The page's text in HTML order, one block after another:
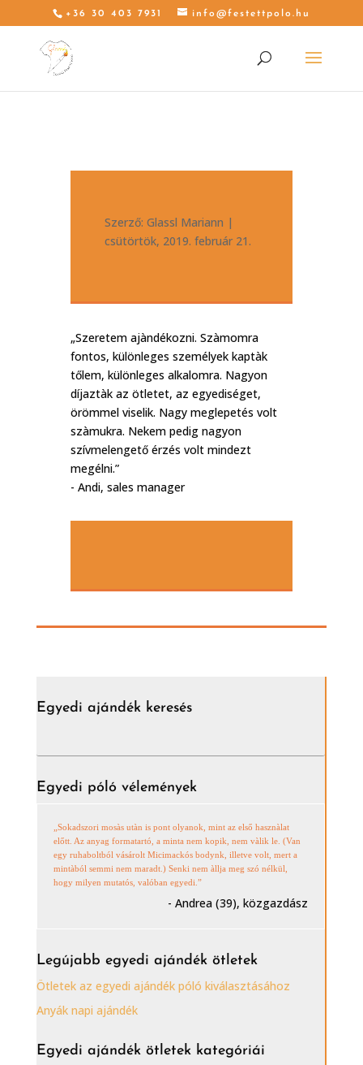
+36 30 403 7931 info@festettpolo.hu
Szerző: Glassl Mariann |
csütörtök, 2019. február 21.
„Szeretem ajàndékozni. Szàmomra
fontos, különleges személyek kaptàk
tőlem, különleges alkalomra. Nagyon
díjaztàk az ötletet, az egyediséget,
örömmel viselik. Nagy meglepetés volt
szàmukra. Nekem pedig nagyon
szívmelengető érzés volt mindezt
megélni.”
- Andi, sales manager
Egyedi ajándék keresés
Egyedi póló vélemények
„Sokadszori mosàs utàn is pont olyanok, mint az első hasznàlat
előtt. Az anyag formatartó, a minta nem kopik, nem vàlik le. (Van
egy ruhaboltból vásárolt Micimackós bodynk, illetve volt, mert a
mintàból semmi nem maradt.) Senki nem àllja meg szó nélkül,
hogy milyen mutatós, valóban egyedi.”
- Andrea (39), közgazdász
Legújabb egyedi ajándék ötletek
Ötletek az egyedi ajándék póló kiválasztásához
Anyák napi ajándék
Egyedi ajándék ötletek kategóriái